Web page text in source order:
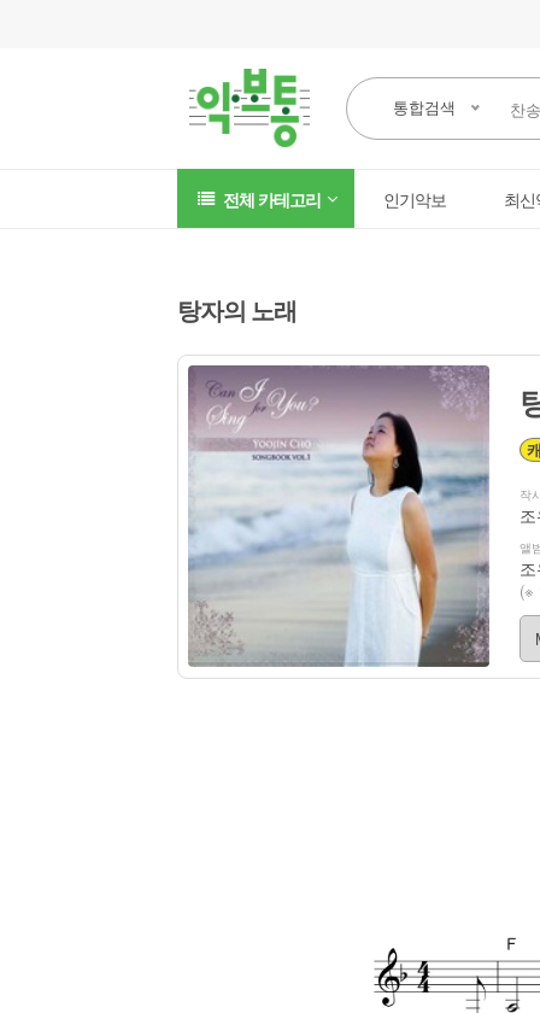
통합검색
전체 카테고리 인기악보 최
탕자의 노래
작
앨
(※